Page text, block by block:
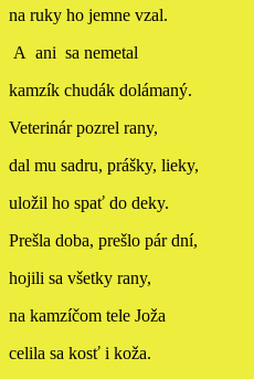
na ruky ho jemne vzal.
A ani sa nemetal
kamzík chudák dolámaný.
Veterinár pozrel rany,
dal mu sadru, prášky, lieky,
uložil ho spať do deky.
Prešla doba, prešlo pár dní,
hojili sa všetky rany,
na kamzíčom tele Joža
celila sa kosť i koža.